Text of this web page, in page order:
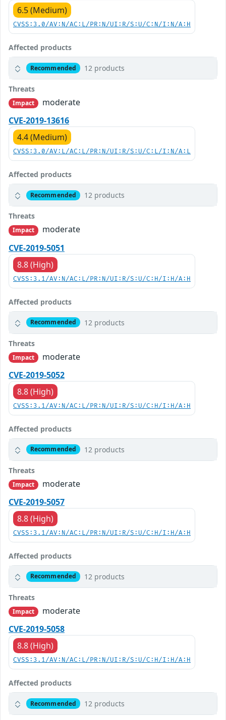
6.5 (Medium)
CVSS:3.0/AV:N/AC:L/PR:N/UI:R/S:U/C:N/I:N/A:H
Affected products
Recommended 12 products
Threats
Impact
moderate
CVE-2019-13616
4.4 (Medium)
CVSS:3.0/AV:L/AC:L/PR:N/UI:R/S:U/C:L/I:N/A:L
Affected products
Recommended 12 products
Threats
Impact
moderate
CVE-2019-5051
8.8 (High)
CVSS:3.1/AV:N/AC:L/PR:N/UI:R/S:U/C:H/I:H/A:H
Affected products
Recommended 12 products
Threats
Impact
moderate
CVE-2019-5052
8.8 (High)
CVSS:3.1/AV:N/AC:L/PR:N/UI:R/S:U/C:H/I:H/A:H
Affected products
Recommended 12 products
Threats
Impact
moderate
CVE-2019-5057
8.8 (High)
CVSS:3.1/AV:N/AC:L/PR:N/UI:R/S:U/C:H/I:H/A:H
Affected products
Recommended 12 products
Threats
Impact
moderate
CVE-2019-5058
8.8 (High)
CVSS:3.1/AV:N/AC:L/PR:N/UI:R/S:U/C:H/I:H/A:H
Affected products
Recommended 12 products